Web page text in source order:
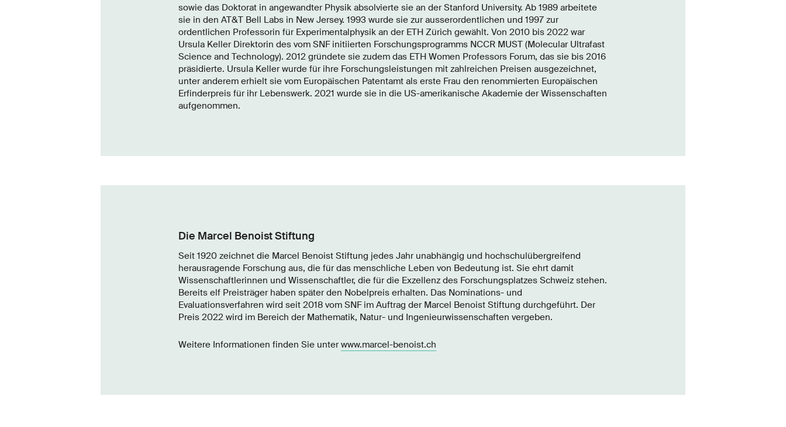
sowie das Doktorat in angewandter Physik absolvierte sie an der Stanford University. Ab 1989 arbeitete
sie in den AT&T Bell Labs in New Jersey. 1993 wurde sie zur ausserordentlichen und 1997 zur
ordentlichen Professorin für Experimentalphysik an der ETH Zürich gewählt. Von 2010 bis 2022 war
Ursula Keller Direktorin des vom SNF initiierten Forschungsprogramms NCCR MUST (Molecular Ultrafast
Science and Technology). 2012 gründete sie zudem das ETH Women Professors Forum, das sie bis 2016
präsidierte. Ursula Keller wurde für ihre Forschungsleistungen mit zahlreichen Preisen ausgezeichnet,
unter anderem erhielt sie vom Europäischen Patentamt als erste Frau den renommierten Europäischen
Erfinderpreis für ihr Lebenswerk. 2021 wurde sie in die US-amerikanische Akademie der Wissenschaften
aufgenommen.
Die Marcel Benoist Stiftung
Seit 1920 zeichnet die Marcel Benoist Stiftung jedes Jahr unabhängig und hochschulübergreifend
herausragende Forschung aus, die für das menschliche Leben von Bedeutung ist. Sie ehrt damit
Wissenschaftlerinnen und Wissenschaftler, die für die Exzellenz des Forschungsplatzes Schweiz stehen.
Bereits elf Preisträger haben später den Nobelpreis erhalten. Das Nominations-​ und
Evaluationsverfahren wird seit 2018 vom SNF im Auftrag der Marcel Benoist Stiftung durchgeführt. Der
Preis 2022 wird im Bereich der Mathematik, Natur-​ und Ingenieurwissenschaften vergeben.
Weitere Informationen finden Sie unter www.marcel-​benoist.ch